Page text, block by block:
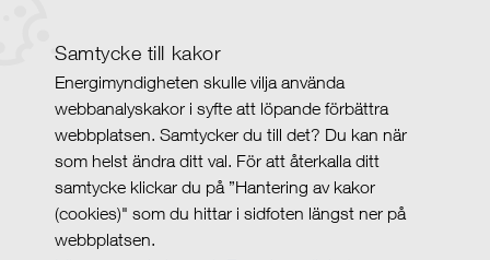
Samtycke till kakor
Energimyndigheten skulle vilja använda
webbanalyskakor i syfte att löpande förbättra
webbplatsen. Samtycker du till det? Du kan när
som helst ändra ditt val. För att återkalla ditt
samtycke klickar du på ”Hantering av kakor
(cookies)" som du hittar i sidfoten längst ner på
webbplatsen.